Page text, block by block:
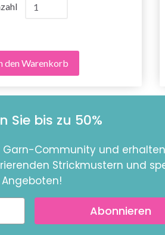
den Warenkorb
Sie bis zu 50%
Garn-Community und
Strickmustern und
Angeboten!
Abonnieren